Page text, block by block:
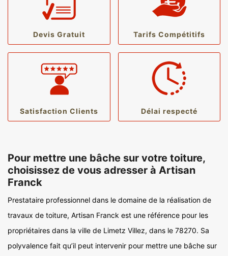
Devis Gratuit Tarifs Compétitifs
Satisfaction Clients Délai respecté
Pour mettre une bâche sur votre toiture,
choisissez de vous adresser à Artisan
Franck
Prestataire professionnel dans le domaine de la réalisation de
travaux de toiture, Artisan Franck est une référence pour les
propriétaires dans la ville de Limetz Villez, dans le 78270. Sa
polyvalence fait qu’il peut intervenir pour mettre une bâche sur